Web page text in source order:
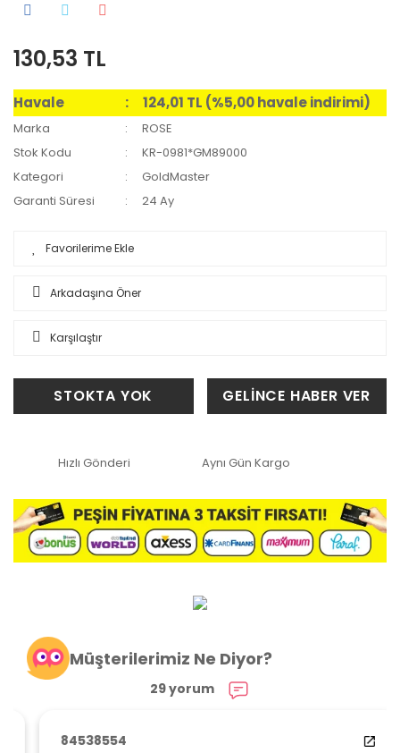
130,53 TL
Havale 124,01 TL (%5,00 havale indirimi)
Marka
ROSE
Stok Kodu
KR-0981*GM89000
Kategori
GoldMaster
Garanti Süresi
24 Ay
Arkadaşına Öner
Karşılaştır
STOKTA YOK GELİNCE HABER VER
Hızlı Gönderi Aynı Gün Kargo
Müşterilerimiz Ne Diyor?
29 yorum
84538554